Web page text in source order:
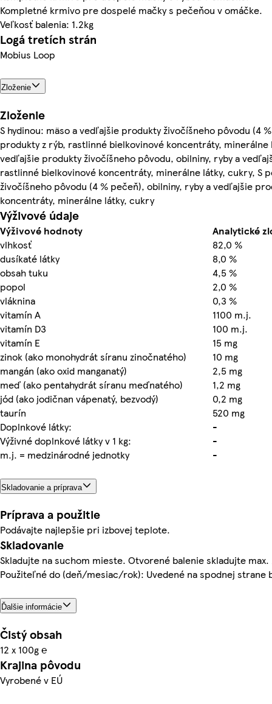
Kompletné krmivo pre dospelé mačky s pečeňou v omáčke.
Veľkosť balenia: 1.2kg
Logá tretích strán
Mobius Loop
Zloženie
Zloženie
S hydinou: mäso a vedľajšie produkty živočíšneho pôvodu (4
produkty z rýb, rastlinné bielkovinové koncentráty, minerálne
vedľajšie produkty živočíšneho pôvodu, obilniny, ryby a
rastlinné bielkovinové koncentráty, minerálne látky, cukry, S
živočíšneho pôvodu (4 % pečeň), obilniny, ryby a vedľajšie
koncentráty, minerálne látky, cukry
Výživové údaje
Výživové hodnoty
Analytické
vlhkosť
82,0 %
dusíkaté látky
8,0 %
obsah tuku
4,5 %
popol
2,0 %
vláknina
0,3 %
vitamín A
1100 m.j.
vitamín D3
100 m.j.
vitamín E
15 mg
zinok (ako monohydrát síranu zinočnatého)
10 mg
mangán (ako oxid manganatý)
2,5 mg
meď (ako pentahydrát síranu meďnatého)
1,2 mg
jód (ako jodičnan vápenatý, bezvodý)
0,2 mg
taurín
520 mg
Doplnkové látky:
-
Výživné doplnkové látky v 1 kg:
-
m.j. = medzinárodné jednotky
-
Skladovanie a príprava
Príprava a použitie
Podávajte najlepšie pri izbovej teplote.
Skladovanie
Skladujte na suchom mieste. Otvorené balenie skladujte
Použiteľné do (deň/mesiac/rok): Uvedené na spodnej strane
Ďalšie informácie
Čistý obsah
12 x 100g ℮
Krajina pôvodu
Vyrobené v EÚ